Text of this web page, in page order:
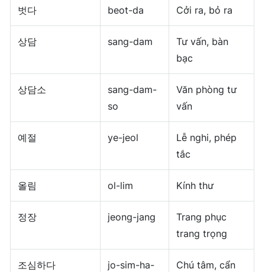
벗다 beot-da Cởi ra, bỏ ra
상담 sang-dam
Tư vấn, bàn
bạc
상담소
sang-dam-
so
Văn phòng tư
vấn
예절 ye-jeol
Lễ nghi, phép
tắc
올림 ol-lim Kính thư
정장 jeong-jang
Trang phục
trang trọng
조심하다 jo-sim-ha- Chú tâm, cẩn